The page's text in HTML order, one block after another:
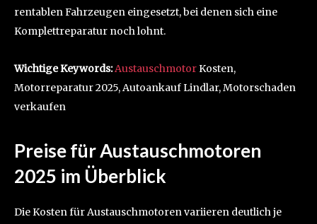
rentablen Fahrzeugen eingesetzt, bei denen sich eine
Komplettreparatur noch lohnt.
Wichtige Keywords:AustauschmotorKosten,
Motorreparatur 2025, Autoankauf Lindlar, Motorschaden
verkaufen
Preise für Austauschmotoren
2025 im Überblick
Die Kosten für Austauschmotoren variieren deutlich je